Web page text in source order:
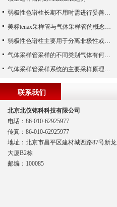
弱极性色谱柱长期不用时需进行妥善保存
美标tenax采样管与气体采样管的概念对比
弱极性色谱柱主要用于分离非极性或弱极性化合物
气体采样管采样的不同类别气体有何区别？
气体采样管采样系统的主要采样原理说明
联系我们
北京北仪铭科科技有限公司
电话：86-010-62925977
传真：86-010-62925977
地址：北京市昌平区建材城西路87号新龙
大厦B2栋
邮编：100085